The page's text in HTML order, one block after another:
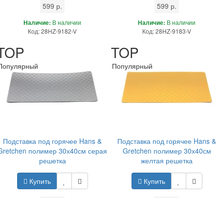
599 р.
Наличие: В наличии
Код: 28HZ-9182-V
599 р.
Наличие: В наличии
Код: 28HZ-9183-V
Подставка под горячее Hans &
полимер 30х40см серая
решетка
Купить
TOP
Популярный
Подставка под горячее Hans &
Gretchen полимер 30х40см
желтая решетка
Купить